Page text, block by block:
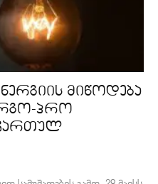
მიწოდება
პრო